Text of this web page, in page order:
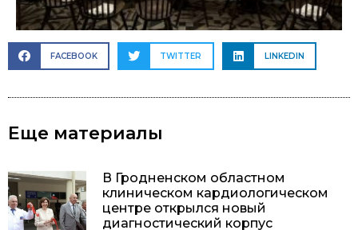
FACEBOOK TWITTER LINKEDIN
Еще материалы
В Гродненском областном
клиническом кардиологическом
центре открылся новый
диагностический корпус